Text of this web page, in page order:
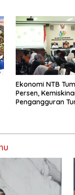
Ekonomi NTB
Persen,
Pengangguran